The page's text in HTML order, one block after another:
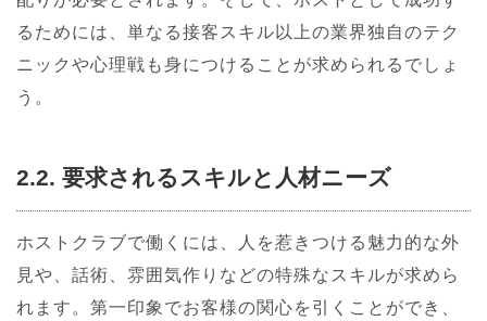
るためには、単なる接客スキル以上の業界独自のテク
ニックや心理戦も身につけることが求められるでしょ
う。
2.2. 要求されるスキルと人材ニーズ
ホストクラブで働くには、人を惹きつける魅力的な外
見や、話術、雰囲気作りなどの特殊なスキルが求めら
れます。第一印象でお客様の関心を引くことができ、